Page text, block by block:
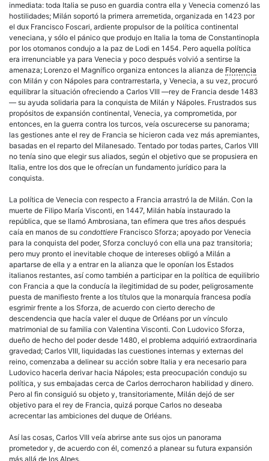
inmediata: toda Italia se puso en guardia contra ella y Venecia comenzó las
hostilidades; Milán soportó la primera arremetida, organizada en 1423 por
el dux Francisco Foscari, ardiente propulsor de la política continental
veneciana, y sólo el pánico que produjo en Italia la toma de Constantinopla
por los otomanos condujo a la paz de Lodi en 1454. Pero aquella política
era irrenunciable ya para Venecia y poco después volvió a sentirse la
amenaza; Lorenzo el Magnífico organiza entonces la alianza de Florencia
con Milán y con Nápoles para contrarrestarla, y Venecia, a su vez, procuró
equilibrar la situación ofreciendo a Carlos VIII —rey de Francia desde 1483
— su ayuda solidaria para la conquista de Milán y Nápoles. Frustrados sus
propósitos de expansión continental, Venecia, ya comprometida, por
entonces, en la guerra contra los turcos, veía oscurecerse su panorama;
las gestiones ante el rey de Francia se hicieron cada vez más apremiantes,
basadas en el reparto del Milanesado. Tentado por todas partes, Carlos VIII
no tenía sino que elegir sus aliados, según el objetivo que se propusiera en
Italia, entre los dos que le ofrecían un fundamento jurídico para la
conquista.
La política de Venecia con respecto a Francia arrastró la de Milán. Con la
muerte de Filipo María Visconti, en 1447, Milán había instaurado la
república, que se llamó Ambrosiana, tan efímera que tres años después
caía en manos de su condottiere Francisco Sforza; apoyado por Venecia
para la conquista del poder, Sforza concluyó con ella una paz transitoria;
pero muy pronto el inevitable choque de intereses obligó a Milán a
apartarse de ella y a entrar en la alianza que le oponían los Estados
italianos restantes, así como también a participar en la política de equilibrio
con Francia a que la conducía la ilegitimidad de su poder, peligrosamente
puesta de manifiesto frente a los títulos que la monarquía francesa podía
esgrimir frente a los Sforza, de acuerdo con cierto derecho de
descendencia que hacía valer el duque de Orléans por un vínculo
matrimonial de su familia con Valentina Visconti. Con Ludovico Sforza,
dueño de hecho del poder desde 1480, el problema adquirió extraordinaria
gravedad; Carlos VIII, liquidadas las cuestiones internas y externas del
reino, comenzaba a delinear su acción sobre Italia y era necesario para
Ludovico hacerla derivar hacia Nápoles; esta preocupación condujo su
política, y sus embajadas cerca de Carlos derrocharon habilidad y dinero.
Pero al fin consiguió su objeto y, transitoriamente, Milán dejó de ser
objetivo para el rey de Francia, quizá porque Carlos no deseaba
acrecentar las ambiciones del duque de Orléans.
Así las cosas, Carlos VIII veía abrirse ante sus ojos un panorama
prometedor y, de acuerdo con él, comenzó a planear su futura expansión
más allá de los Alpes.